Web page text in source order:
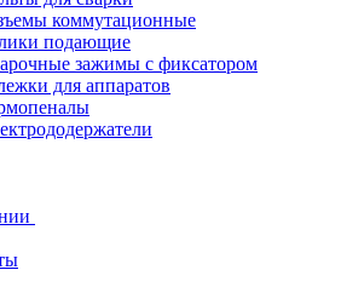
коммутационные
подающие
зажимы с фиксатором
для аппаратов